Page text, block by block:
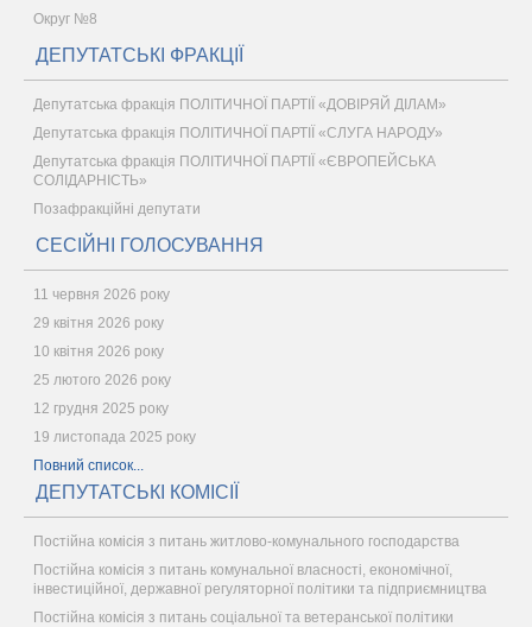
Округ №8
ДЕПУТАТСЬКІ ФРАКЦІЇ
Депутатська фракція ПОЛІТИЧНОЇ ПАРТІЇ «ДОВІРЯЙ ДІЛАМ»
Депутатська фракція ПОЛІТИЧНОЇ ПАРТІЇ «СЛУГА НАРОДУ»
Депутатська фракція ПОЛІТИЧНОЇ ПАРТІЇ «ЄВРОПЕЙСЬКА
СОЛІДАРНІСТЬ»
Позафракційні депутати
СЕСІЙНІ ГОЛОСУВАННЯ
11 червня 2026 року
29 квітня 2026 року
10 квітня 2026 року
25 лютого 2026 року
12 грудня 2025 року
19 листопада 2025 року
Повний список...
ДЕПУТАТСЬКІ КОМІСІЇ
Постійна комісія з питань житлово-комунального господарства
Постійна комісія з питань комунальної власності, економічної,
інвестиційної, державної регуляторної політики та підприємництва
Постійна комісія з питань соціальної та ветеранської політики